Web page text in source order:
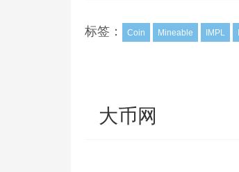
标签： Coin Mineable IMPL
大币网